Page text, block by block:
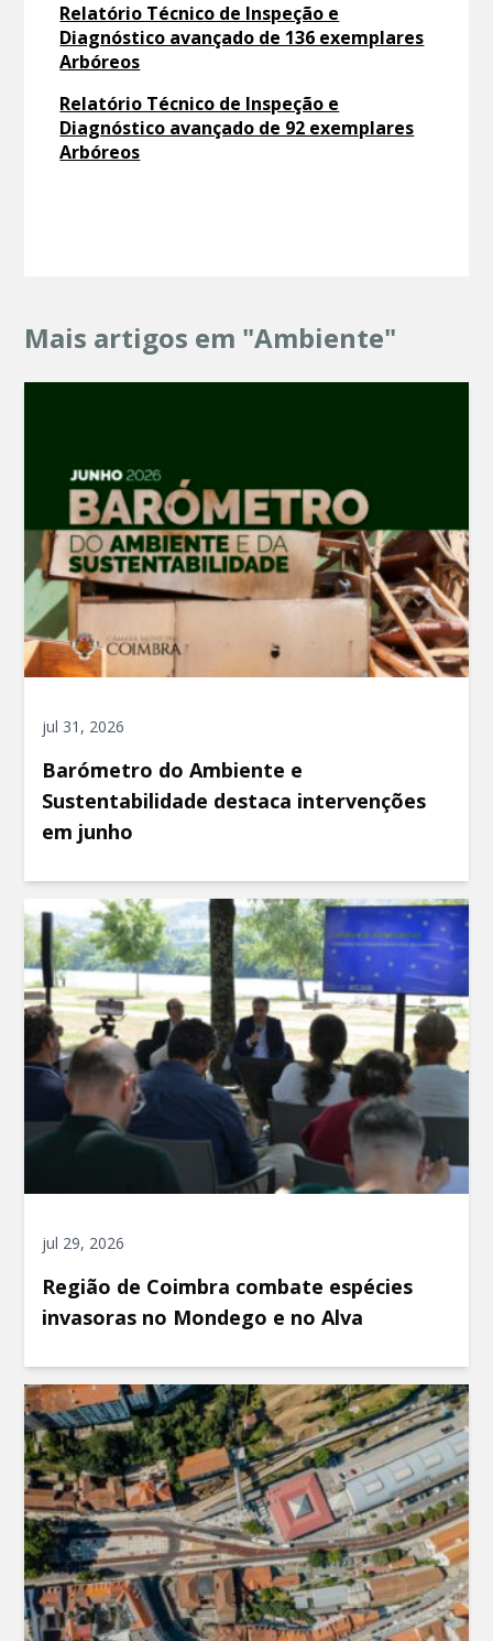
Relatório Técnico de Inspeção e
Diagnóstico avançado de 136 exemplares
Arbóreos
Relatório Técnico de Inspeção e
Diagnóstico avançado de 92 exemplares
Arbóreos
Mais artigos em "Ambiente"
jul 31, 2026
Barómetro do Ambiente e
Sustentabilidade destaca intervenções
em junho
jul 29, 2026
Região de Coimbra combate espécies
invasoras no Mondego e no Alva